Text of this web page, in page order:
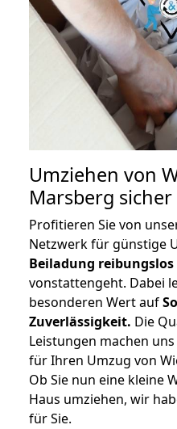
Umziehen von
Marsberg
Profitieren Sie von
Netzwerk für günstige
Beiladung
vonstattengeht. Dabei
besonderen Wert auf
Zuverlässigkeit. Die
Leistungen machen
für Ihren Umzug von
Ob Sie nun eine kleine
Haus umziehen, wir
für Sie.